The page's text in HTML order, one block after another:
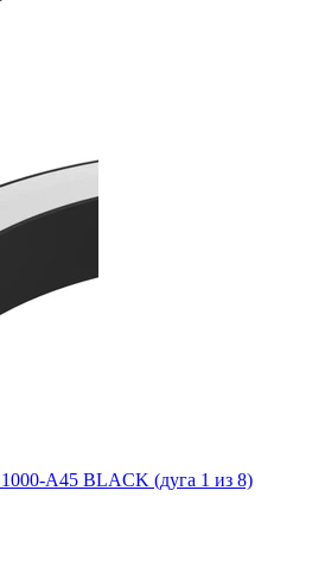
A45 BLACK (дуга 1 из 8)